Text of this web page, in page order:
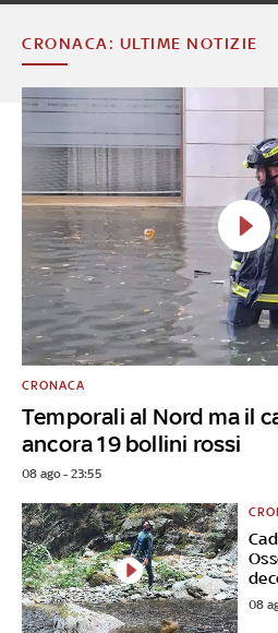
CRONACA: ULTIME NOTIZIE
Temporali al Nord ma il
ancora 19 bollini rossi
CRONACA
08 ago - 23:55
08